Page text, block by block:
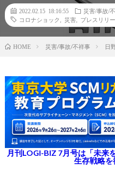
2022.02.15 18:16:55
災害/事故/
コロナショック
災害 プレスリリ
HOME 災害/事故/不祥事 日
月刊LOGI-BIZ 7月号は「未来
生存戦略